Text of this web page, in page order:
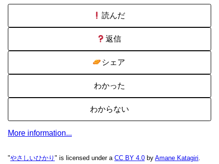
読んだ
返信
シェア
わかった
わからない
More information...
"やさしいひかり " is licensed under a CC BY 4.0 by Amane Katagiri